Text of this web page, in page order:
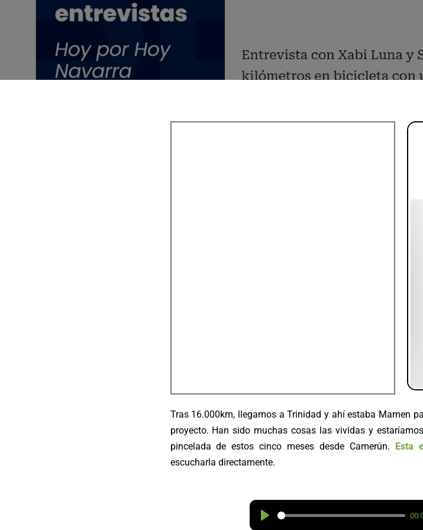
Tras 16.000km, llegamos a Trinidad y ahí estaba Mamen
proyecto. Han sido muchas cosas las vividas y
pincelada de estos cinco meses desde Camerún. Esta
escucharla directamente.